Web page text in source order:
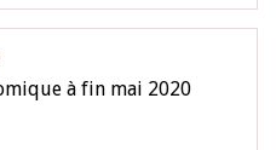
à fin mai 2020